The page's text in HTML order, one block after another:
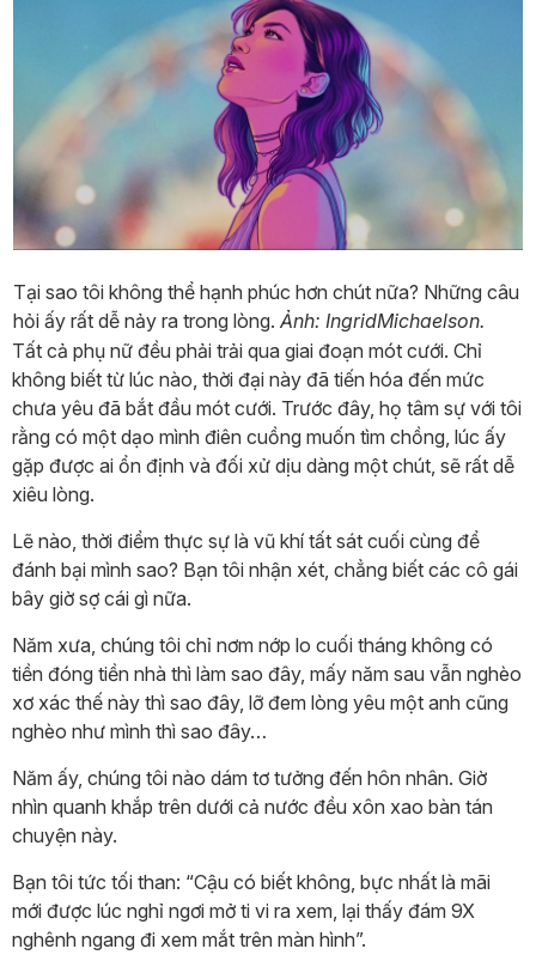
Tại sao tôi không thể hạnh phúc hơn chút nữa? Những câu
hỏi ấy rất dễ nảy ra trong lòng. Ảnh: IngridMichaelson.
Tất cả phụ nữ đều phải trải qua giai đoạn mót cưới. Chỉ
không biết từ lúc nào, thời đại này đã tiến hóa đến mức
chưa yêu đã bắt đầu mót cưới. Trước đây, họ tâm sự với tôi
rằng có một dạo mình điên cuồng muốn tìm chồng, lúc ấy
gặp được ai ổn định và đối xử dịu dàng một chút, sẽ rất dễ
xiêu lòng.
Lẽ nào, thời điểm thực sự là vũ khí tất sát cuối cùng để
đánh bại mình sao? Bạn tôi nhận xét, chẳng biết các cô gái
bây giờ sợ cái gì nữa.
Năm xưa, chúng tôi chỉ nơm nớp lo cuối tháng không có
tiền đóng tiền nhà thì làm sao đây, mấy năm sau vẫn nghèo
xơ xác thế này thì sao đây, lỡ đem lòng yêu một anh cũng
nghèo như mình thì sao đây…
Năm ấy, chúng tôi nào dám tơ tưởng đến hôn nhân. Giờ
nhìn quanh khắp trên dưới cả nước đều xôn xao bàn tán
chuyện này.
Bạn tôi tức tối than: “Cậu có biết không, bực nhất là mãi
mới được lúc nghỉ ngơi mở ti vi ra xem, lại thấy đám 9X
nghênh ngang đi xem mắt trên màn hình”.